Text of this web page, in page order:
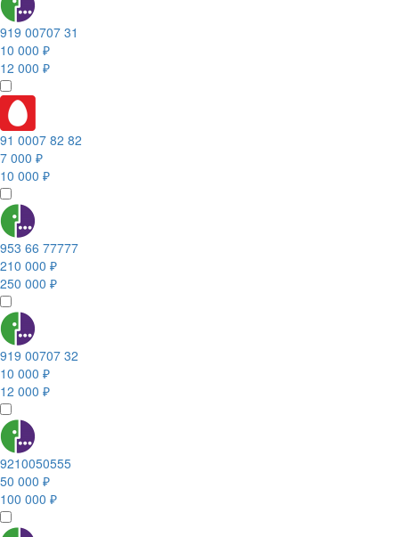
919 00707 31
10 000 ₽
12 000 ₽
91 0007 82 82
7 000 ₽
10 000 ₽
953 66 77777
210 000 ₽
250 000 ₽
919 00707 32
10 000 ₽
12 000 ₽
9210050555
50 000 ₽
100 000 ₽